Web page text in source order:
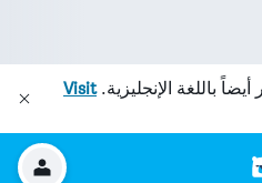
أيضاً باللغة الإنجليزية.Visit